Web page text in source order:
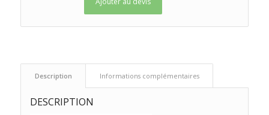
Description Informations complémentaires
DESCRIPTION